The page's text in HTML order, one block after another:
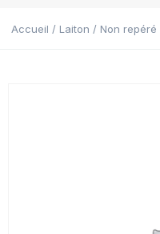
Accueil / Laiton / Non repéré